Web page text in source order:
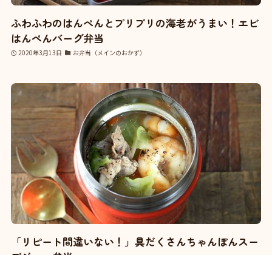
ふわふわのはんぺんとプリプリの海老がうまい！エビ
はんぺんバーグ弁当
2020年3月13日 お弁当（メインのおかず）
「リピート間違いない！」具だくさんちゃんぽんスー